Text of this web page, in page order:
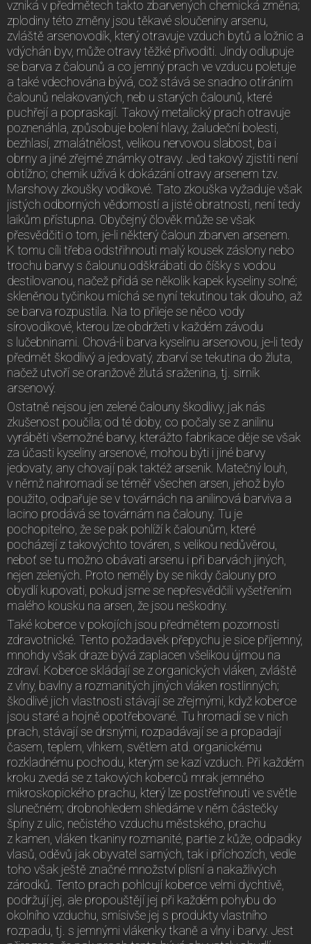
vzniká v předmětech takto zbarvených chemická změna;
zplodiny této změny jsou těkavé sloučeniny arsenu,
zvláště arsenovodík, který otravuje vzduch bytů a ložnic a
vdýchán byv, může otravy těžké přivoditi. Jindy odlupuje
se barva z čalounů a co jemný prach ve vzducu poletuje
a také vdechována bývá, což stává se snadno otíráním
čalounů nelakovaných, neb u starých čalounů, které
puchřejí a popraskají. Takový metalický prach otravuje
poznenáhla, způsobuje bolení hlavy, žaludeční bolesti,
bezhlasí, zmalátnělost, velikou nervovou slabost, ba i
obrny a jiné zřejmé známky otravy. Jed takový zjistiti není
obtížno; chemik užívá k dokázání otravy arsenem tzv.
Marshovy zkoušky vodíkové. Tato zkouška vyžaduje však
jistých odborných vědomostí a jisté obratnosti, není tedy
laikům přístupna. Obyčejný člověk může se však
přesvědčiti o tom, je-li některý čaloun zbarven arsenem.
K tomu cíli třeba odstřihnouti malý kousek záslony nebo
trochu barvy s čalounu odškrábati do číšky s vodou
destilovanou, načež přidá se několik kapek kyseliny solné;
skleněnou tyčinkou míchá se nyní tekutinou tak dlouho, až
se barva rozpustila. Na to přileje se něco vody
sírovodíkové, kterou lze obdržeti v každém závodu
s lučebninami. Chová-li barva kyselinu arsenovou, je-li tedy
předmět škodlivý a jedovatý, zbarví se tekutina do žluta,
načež utvoří se oranžově žlutá sraženina, tj. sirník
arsenový.
Ostatně nejsou jen zelené čalouny škodlivy, jak nás
zkušenost poučila; od té doby, co počaly se z anilinu
vyráběti všemožné barvy, kterážto fabrikace děje se však
za účasti kyseliny arsenové, mohou býti i jiné barvy
jedovaty, any chovají pak taktéž arsenik. Matečný louh,
v němž nahromadí se téměř všechen arsen, jehož bylo
použito, odpařuje se v továrnách na anilinová barviva a
lacino prodává se továrnám na čalouny. Tu je
pochopitelno, že se pak pohlíží k čalounům, které
pocházejí z takovýchto továren, s velikou nedůvěrou,
neboť se tu možno obávati arsenu i při barvách jiných,
nejen zelených. Proto neměly by se nikdy čalouny pro
obydlí kupovati, pokud jsme se nepřesvědčili vyšetřením
malého kousku na arsen, že jsou neškodny.
Také koberce v pokojích jsou předmětem pozornosti
zdravotnické. Tento požadavek přepychu je sice příjemný,
mnohdy však draze bývá zaplacen všelikou újmou na
zdraví. Koberce skládají se z organických vláken, zvláště
z vlny, bavlny a rozmanitých jiných vláken rostlinných;
škodlivé jich vlastnosti stávají se zřejmými, když koberce
jsou staré a hojně opotřebované. Tu hromadí se v nich
prach, stávají se drsnými, rozpadávají se a propadají
časem, teplem, vlhkem, světlem atd. organickému
rozkladnému pochodu, kterým se kazí vzduch. Při každém
kroku zvedá se z takových koberců mrak jemného
mikroskopického prachu, který lze postřehnouti ve světle
slunečném; drobnohledem shledáme v něm částečky
špíny z ulic, nečistého vzduchu městského, prachu
z kamen, vláken tkaniny rozmanité, partie z kůže, odpadky
vlasů, oděvů jak obyvatel samých, tak i příchozích, vedle
toho však ještě značné množství plísní a nakažlivých
zárodků. Tento prach pohlcují koberce velmi dychtivě,
podržují jej, ale propouštějí jej při každém pohybu do
okolního vzduchu, smísivše jej s produkty vlastního
rozpadu, tj. s jemnými vlákenky tkaně a vlny i barvy. Jest